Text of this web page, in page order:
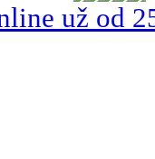
už od